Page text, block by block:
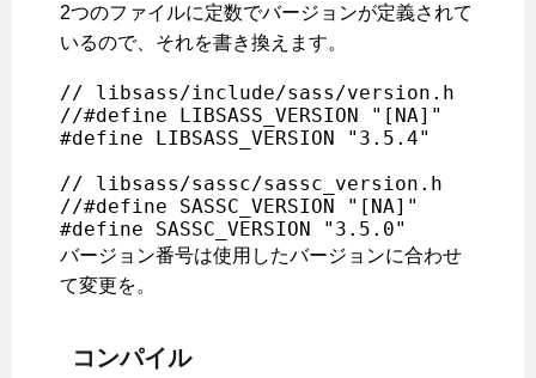
2つのファイルに定数でバージョンが定義されて
いるので、それを書き換えます。
// libsass/include/sass/version.h
//#define LIBSASS_VERSION "[NA]"
#define LIBSASS_VERSION "3.5.4"
// libsass/sassc/sassc_version.h
//#define SASSC_VERSION "[NA]"
#define SASSC_VERSION "3.5.0"
バージョン番号は使用したバージョンに合わせ
て変更を。
コンパイル